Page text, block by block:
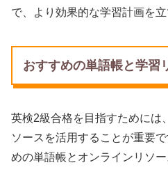
で、より効果的な学習計画を立
おすすめの単語帳と学習
英検2級合格を目指すためには
ソースを活用することが重要
めの単語帳とオンラインリソー